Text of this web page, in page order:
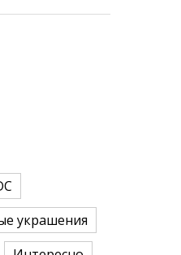
украшения